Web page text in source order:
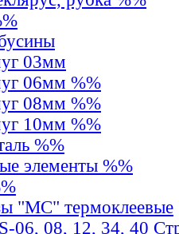
03мм
06мм %%
08мм %%
10мм %%
%%
элементы %%
"MС" термоклеевые
06, 08, 12, 34, 40